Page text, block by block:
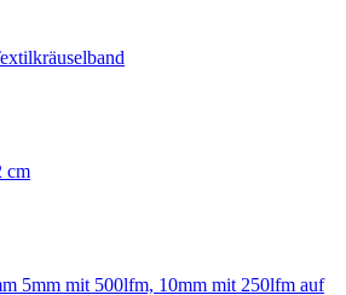
cm
5mm mit 500lfm, 10mm mit 250lfm auf